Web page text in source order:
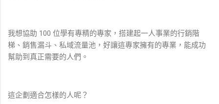
我想協助 100 位學有專精的專家，搭建起一人事業的行銷階
梯、銷售漏斗、私域流量池，好讓這專家擁有的專業，能成功
幫助到真正需要的人們。
這企劃適合怎樣的人呢？